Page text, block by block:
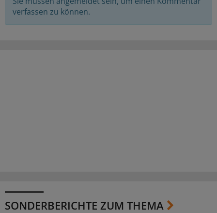
verfassen zu können.
SONDERBERICHTE ZUM THEMA